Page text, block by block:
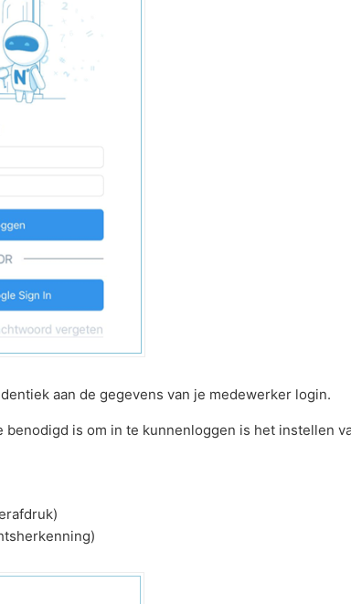
aan de gegevens van je medewerker login.
benodigd is om in te kunnenloggen is het instellen